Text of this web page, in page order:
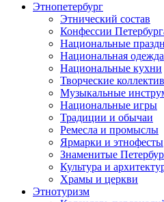
Этнопетербург
Этнический состав
Конфессии
Национальные
Национальная одежда
Национальные кухни
Творческие
Музыкальные
Национальные игры
Традиции и обычаи
Ремесла и промыслы
Ярмарки и этнофесты
Знаменитые
Культура и
Храмы и церкви
Этнотуризм